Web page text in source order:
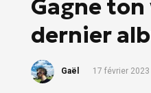
Gagne
dernier
Gaël 17 février 2023